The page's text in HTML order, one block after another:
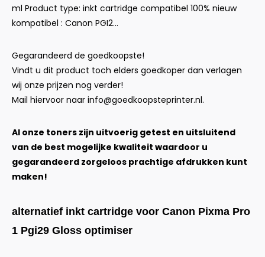
ml Product type: inkt cartridge compatibel 100% nieuw
kompatibel : Canon PGI2...
Gegarandeerd de goedkoopste!
Vindt u dit product toch elders goedkoper dan verlagen
wij onze prijzen nog verder!
Mail hiervoor naar info@goedkoopsteprinter.nl.
Al onze toners zijn uitvoerig getest en uitsluitend
van de best mogelijke kwaliteit waardoor u
gegarandeerd zorgeloos prachtige afdrukken kunt
maken!
alternatief inkt cartridge voor Canon Pixma Pro
1 Pgi29 Gloss optimiser